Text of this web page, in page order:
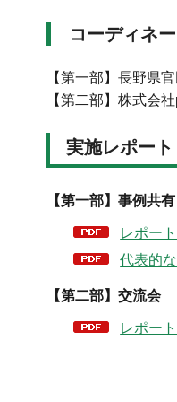
コーディネ
【第一部】長野県
【第二部】株式会
実施レポート
【第一部】事例共有
レポー
代表的
【第二部】交流会
レポー